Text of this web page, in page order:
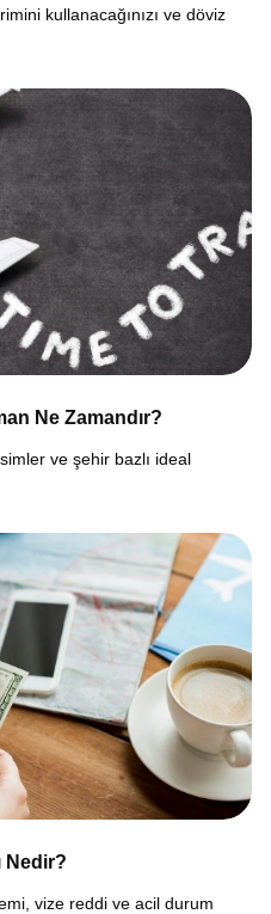
kullanacağınızı ve döviz
Ne Zamandır?
ve şehir bazlı ideal
Nedir?
vize reddi ve acil durum